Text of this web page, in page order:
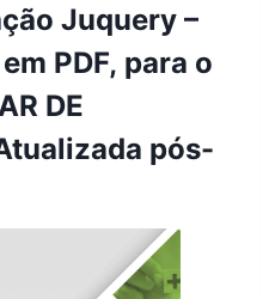
Juquery –
PDF, para o
DE
pós-